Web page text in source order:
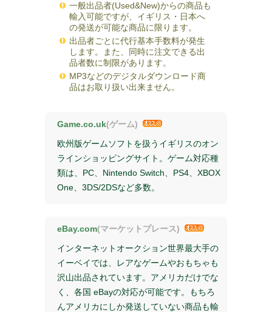
一般出品者(Used&New)からの商品も
輸入可能ですが、イギリス・日本へ
の発送が可能な商品に限ります。
出品者ごとに代行基本手数料が発生
します。また、同時に注文できる出
品者数に制限があります。
MP3などのデジタルダウンロード商
品はお取り扱い出来ません。
Game.co.uk(ゲーム)
欧州版ゲームソフトを扱うイギリスのオン
ラインショッピングサイト。ゲーム対応種
類は、PC、Nintendo Switch、PS4、XBOX
One、3DS/2DSなど多数。
eBay.com(マーケットプレース)
インターネットオークション世界最大手の
イーベイでは、レアなゲームやおもちゃも
沢山出品されています。アメリカだけでな
く、各国 eBayの対応が可能です。もちろ
んアメリカにしか発送していない商品も輸